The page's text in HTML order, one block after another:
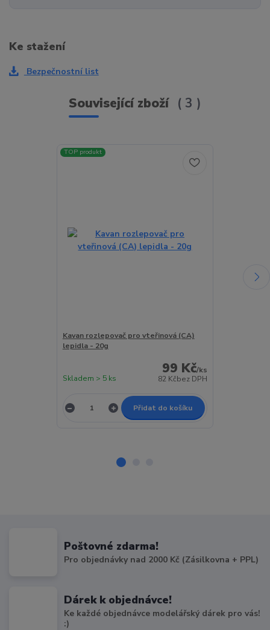
Ke stažení
Bezpečnostní list
Související zboží 3
TOP produkt
Kavan rozlepovač pro vteřinová (CA)
lepidla - 20g
99 Kč/ks
82 Kčbez DPH
Skladem > 5 ks
Přidat do košíku
Poštovné zdarma!
Pro objednávky nad 2000 Kč (Zásilkovna + PPL)
Dárek k objednávce!
Ke každé objednávce modelářský dárek pro vás!
:)